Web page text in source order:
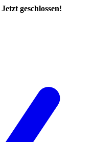
Jetzt geschlossen!